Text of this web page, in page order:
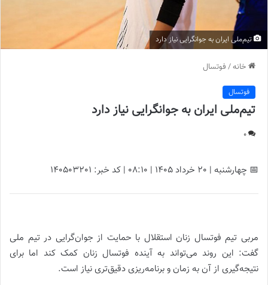
تیم‌ملی ایران به جوانگرایی نیاز دارد
خانه/ فوتسال
فوتسال
تیم‌ملی ایران به جوانگرایی نیاز دارد
0
📅 چهارشنبه | 20 خرداد ۱۴۰۵ | 08:10 | کد خبر: 140503201
مربی تیم فوتسال زنان استقلال با حمایت از جوان‌گرایی در تیم ملی
گفت: این روند می‌تواند به آینده فوتسال زنان کمک کند اما برای
نتیجه‌گیری از آن به زمان و برنامه‌ریزی دقیق‌تری نیاز است.